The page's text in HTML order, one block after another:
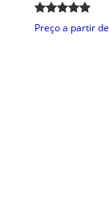
Preço a partir de